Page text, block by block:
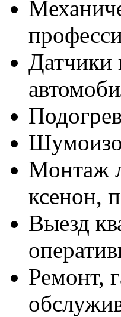
Датчики
Монтаж
ксенон,
Выезд
Ремонт,